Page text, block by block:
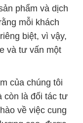
phẩm và dịch
mỗi khách
biệt, vì vậy,
và tư vấn một
của chúng tôi
còn là đối tác tư
về việc cung